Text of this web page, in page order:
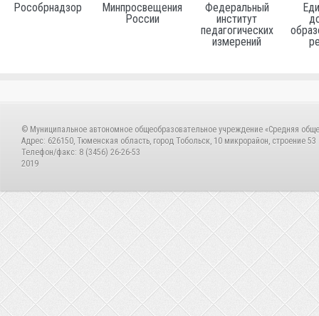
Рособрнадзор
Минпросвещения
России
Федеральный
институт
педагогических
измерений
© Муниципальное автономное общеобразовательное учреждение «Средняя
Адрес: 626150, Тюменская область, город Тобольск, 10 микрорайон, строение 53
Телефон/факс: 8 (3456) 26-26-53
2019